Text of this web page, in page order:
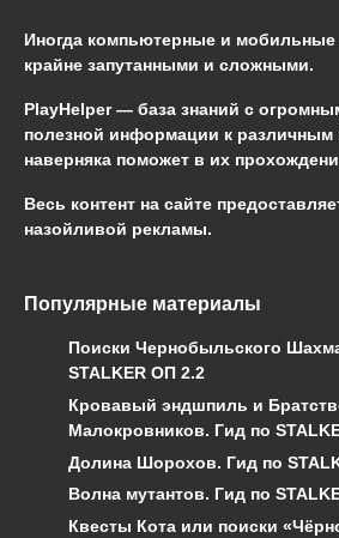
Иногда компьютерные и
крайне запутанными и сложными.
PlayHelper — база знаний с
полезной информации к различным
наверняка поможет в их
Весь контент на сайте
назойливой рекламы.
Популярные материалы
Поиски Чернобыльского
STALKER ОП 2.2
Кровавый эндшпиль и
Малокровников. Гид по
Долина Шорохов. Гид по
Волна мутантов. Гид по
Квесты Кота или поиски